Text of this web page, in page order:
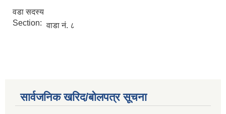
वडा सदस्य
Section: वाडा नं. ८
सार्वजनिक खरिद/बोलपत्र सूचना